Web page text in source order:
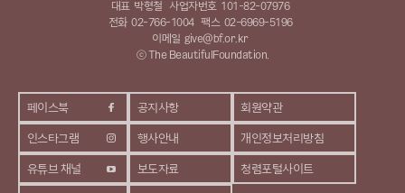
페이스북
인스타그램
유튜브 채널
공지사항
행사안내
보도자료
회원약관
개인정보처리방침
청렴포털사이트
대표 박형철 사업자번호 101-82-07976
전화 02-766-1004 팩스 02-6969-5196
이메일 give@bf.or.kr
ⓒ The BeautifulFoundation.